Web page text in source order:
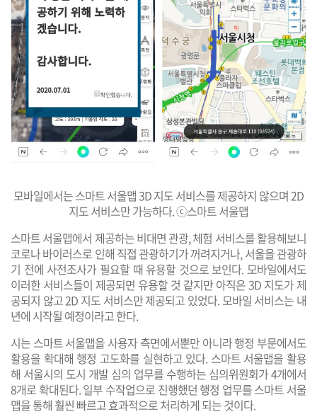
모바일에서는 스마트 서울맵 3D 지도 서비스를 제공하지 않으며 2D
지도 서비스만 가능하다. ⓒ스마트 서울맵
스마트 서울맵에서 제공하는 비대면 관광, 체험 서비스를 활용해보니
코로나 바이러스로 인해 직접 관광하기가 꺼려지거나, 서울을 관광하
기 전에 사전조사가 필요할 때 유용할 것으로 보인다. 모바일에서도
이러한 서비스들이 제공되면 유용할 것 같지만 아직은 3D 지도가 제
공되지 않고 2D 지도 서비스만 제공되고 있었다. 모바일 서비스는 내
년에 시작될 예정이라고 한다.
시는 스마트 서울맵을 사용자 측면에서뿐만 아니라 행정 부문에서도
활용을 확대해 행정 고도화를 실현하고 있다. 스마트 서울맵을 활용
해 서울시의 도시 개발 심의 업무를 수행하는 심의위원회가 4개에서
8개로 확대된다. 일부 수작업으로 진행했던 행정 업무를 스마트 서울
맵을 통해 훨씬 빠르고 효과적으로 처리하게 되는 것이다.